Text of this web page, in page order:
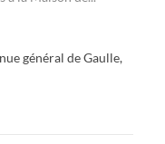
général de Gaulle,